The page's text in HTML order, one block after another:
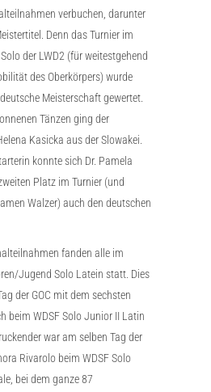
verbuchen, darunter
Denn das Turnier im
der LWD2 (für weitestgehend
des Oberkörpers) wurde
Meisterschaft gewertet.
Tänzen ging der
Kasicka aus der Slowakei.
konnte sich Dr. Pamela
Platz im Turnier (und
Walzer) auch den deutschen
fanden alle im
Jugend Solo Latein statt. Dies
der GOC mit dem sechsten
beim WDSF Solo Junior II Latin
war am selben Tag der
Rivarolo beim WDSF Solo
bei dem ganze 87